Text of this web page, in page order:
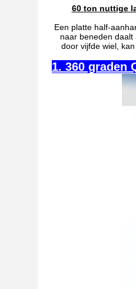
60 ton nuttige
Een platte half-
naar beneden
door vijfde wiel,
1. 360 graden